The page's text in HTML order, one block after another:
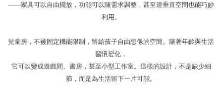
——家具可以自由擺放，功能可以隨需求調整，甚至連垂直空間也能巧妙
利用。
兒童房，不被固定機能限制，留給孩子自由想像的空間。隨著年齡與生活
習慣變化，
它可以變成遊戲間、書房，甚至小型工作室。這樣的設計，不是缺少細
節，而是為生活留下一片可能。